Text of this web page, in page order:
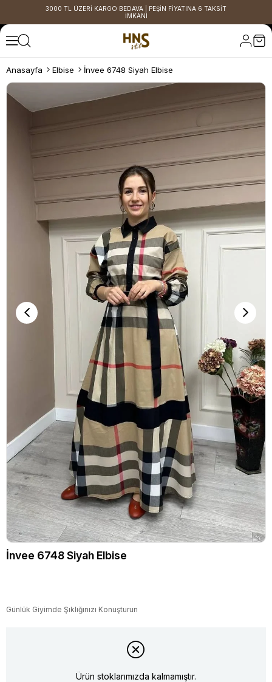
3000 TL ÜZERİ KARGO BEDAVA | PEŞİN FİYATINA 6 TAKSİT
İMKANI
Anasayfa Elbise İnvee 6748 Siyah Elbise
İnvee 6748 Siyah Elbise
Günlük Giyimde Şıklığınızı Konuşturun
Ürün stoklarımızda kalmamıştır.